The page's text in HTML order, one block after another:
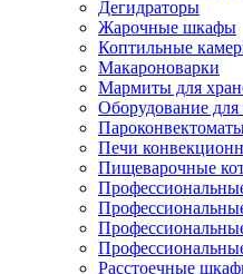
Дегидраторы
Жарочные шкафы
Коптильные
Макароноварки
Мармиты для
Оборудование
Печи
Пищеварочные
Расстоечные